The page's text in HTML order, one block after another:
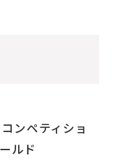
ンペティショ
ルド